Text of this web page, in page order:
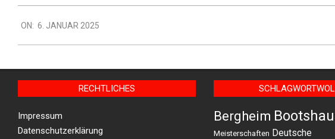
01-
06
ON: 6. JANUAR 2025
RECHTLICHES
Impressum
Datenschutzerklärung
Bergheim
Meisterschaften Deutsche